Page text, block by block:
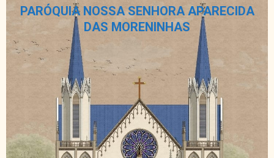
PARÓQUIA NOSSA SENHORA APARECIDA
DAS MORENINHAS